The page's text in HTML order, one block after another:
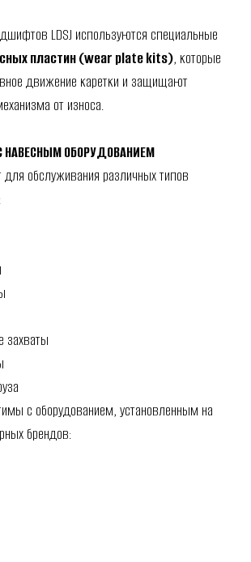
LDSJ используются специальные
пластин (wear plate kits), которые
движение каретки и защищают
от износа.
НАВЕСНЫМ ОБОРУДОВАНИЕМ
для обслуживания различных типов
захваты
с оборудованием, установленным на
брендов: